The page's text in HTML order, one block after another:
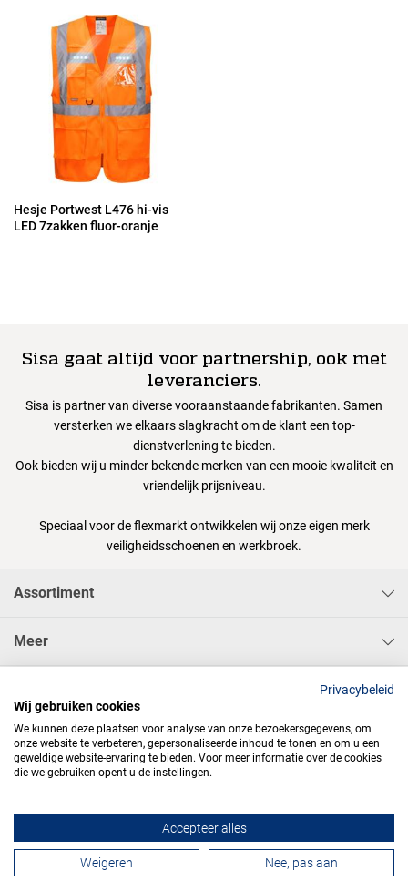
Hesje Portwest L476 hi-vis
LED 7zakken fluor-oranje
Sisa gaat altijd voor partnership, ook met
leveranciers.
Sisa is partner van diverse vooraanstaande fabrikanten. Samen
versterken we elkaars slagkracht om de klant een top-
dienstverlening te bieden.
Ook bieden wij u minder bekende merken van een mooie kwaliteit en
vriendelijk prijsniveau.
Speciaal voor de flexmarkt ontwikkelen wij onze eigen merk
veiligheidsschoenen en werkbroek.
Assortiment
Meer
Algemene voorwaarden Privacy Webdesign
Contactformulier
Privacybeleid
Wij gebruiken cookies
We kunnen deze plaatsen voor analyse van onze bezoekersgegevens, om
onze website te verbeteren, gepersonaliseerde inhoud te tonen en om u een
geweldige website-ervaring te bieden. Voor meer informatie over de cookies
die we gebruiken opent u de instellingen.
Accepteer alles
Weigeren Nee, pas aan